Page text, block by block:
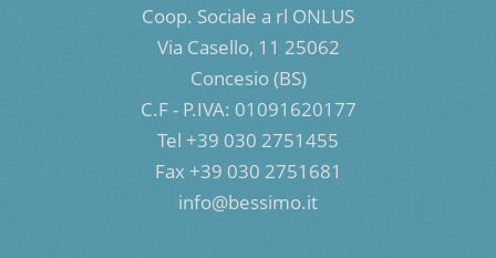
Coop. Sociale a rl ONLUS
Via Casello, 11 25062
Concesio (BS)
C.F - P.IVA: 01091620177
Tel +39 030 2751455
Fax +39 030 2751681
info@bessimo.it